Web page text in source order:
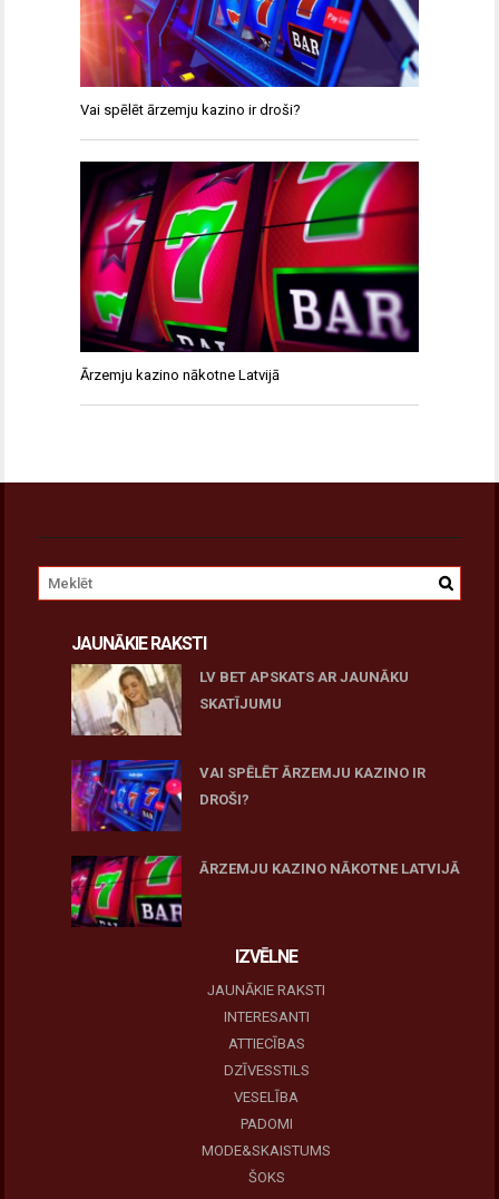
Vai spēlēt ārzemju kazino ir droši?
Ārzemju kazino nākotne Latvijā
JAUNĀKIE RAKSTI
LV BET APSKATS AR JAUNĀKU
SKATĪJUMU
VAI SPĒLĒT ĀRZEMJU KAZINO IR
DROŠI?
ĀRZEMJU KAZINO NĀKOTNE LATVIJĀ
IZVĒLNE
JAUNĀKIE RAKSTI
INTERESANTI
ATTIECĪBAS
DZĪVESSTILS
VESELĪBA
PADOMI
MODE&SKAISTUMS
ŠOKS